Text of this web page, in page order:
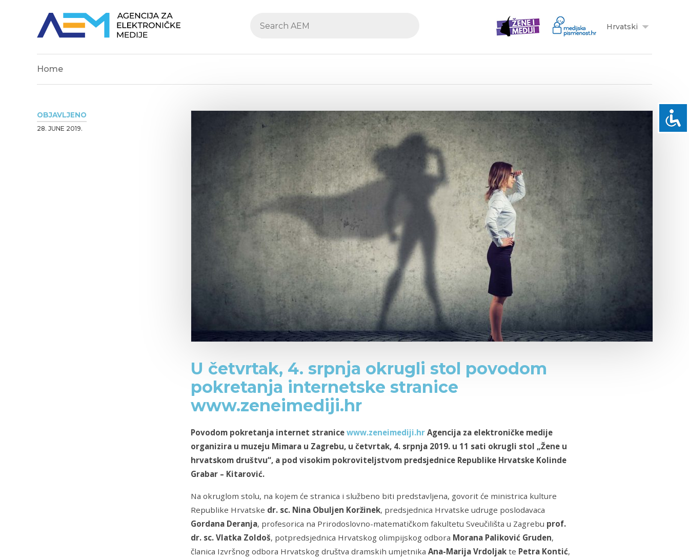
Hrvatski
Home
OBJAVLJENO
28. JUNE 2019.
U četvrtak, 4. srpnja okrugli stol povodom
pokretanja internetske stranice
www.zeneimediji.hr
Povodom pokretanja internet stranice www.zeneimediji.hr Agencija za elektroničke medije
organizira u muzeju Mimara u Zagrebu, u četvrtak, 4. srpnja 2019. u 11 sati okrugli stol „Žene u
hrvatskom društvu“, a pod visokim pokroviteljstvom predsjednice Republike Hrvatske Kolinde
Grabar – Kitarović.
Na okruglom stolu, na kojem će stranica i službeno biti predstavljena, govorit će ministrica kulture
Republike Hrvatske dr. sc. Nina Obuljen Koržinek, predsjednica Hrvatske udruge poslodavaca
Gordana Deranja, profesorica na Prirodoslovno-matematičkom fakultetu Sveučilišta u Zagrebu prof.
dr. sc. Vlatka Zoldoš, potpredsjednica Hrvatskog olimpijskog odbora Morana Paliković Gruden,
članica Izvršnog odbora Hrvatskog društva dramskih umjetnika Ana-Marija Vrdoljak te Petra Kontić,